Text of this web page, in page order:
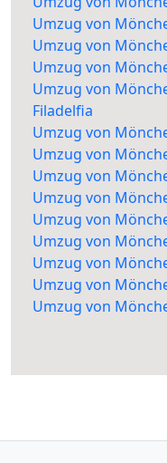
Umzug von
Umzug von
Umzug von
Umzug von
Filadelfia
Umzug von
Umzug von
Umzug von
Umzug von
Umzug von
Umzug von
Umzug von
Umzug von
Umzug von